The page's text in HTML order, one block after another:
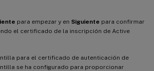
para empezar y en Siguiente para confirmar
el certificado de la inscripción de Active
para el certificado de autenticación de
se ha configurado para proporcionar